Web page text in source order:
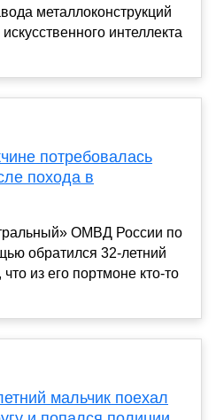
металлоконструкций
интеллекта
потребовалась
похода в
ОМВД России по
обратился 32-летний
из его портмоне кто-то
мальчик поехал